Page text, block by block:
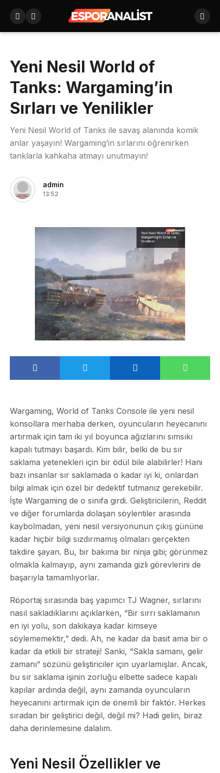
Yeni Nesil World of
Tanks: Wargaming’in
Sırları ve Yenilikler
Yeni Nesil World of Tanks ile savaş alanında komik
anlar yaşayın! Wargaming’in sırlarını öğrenirken
tanklarla kahkaha atmayı unutmayın!
admin
13:52
Wargaming, World of Tanks Console ile yeni nesil
konsollara merhaba derken, oyuncuların heyecanını
artırmak için tam iki yıl boyunca ağızlarını sımsıkı
kapalı tutmayı başardı. Kim bilir, belki de bu sır
saklama yetenekleri için bir ödül bile alabilirler! Hani
bazı insanlar sır saklamada o kadar iyi ki, onlardan
bilgi almak için özel bir dedektif tutmanız gerekebilir.
İşte Wargaming de o sınıfa girdi. Geliştiricilerin, Reddit
ve diğer forumlarda dolaşan söylentiler arasında
kaybolmadan, yeni nesil versiyonunun çıkış gününe
kadar hiçbir bilgi sızdırmamış olmaları gerçekten
takdire şayan. Bu, bir bakıma bir ninja gibi; görünmez
olmakla kalmayıp, aynı zamanda gizli görevlerini de
başarıyla tamamlıyorlar.
Röportaj sırasında baş yapımcı TJ Wagner, sırlarını
nasıl sakladıklarını açıklarken, “Bir sırrı saklamanın
en iyi yolu, son dakikaya kadar kimseye
söylememektir,” dedi. Ah, ne kadar da basit ama bir o
kadar da etkili bir strateji! Sanki, “Sakla samanı, gelir
zamanı” sözünü geliştiriciler için uyarlamışlar. Ancak,
bu sır saklama işinin zorluğu elbette sadece kapalı
kapılar ardında değil, aynı zamanda oyuncuların
heyecanını artırmak için de önemli bir faktör. Herkes
sıradan bir geliştirici değil, değil mi? Hadi gelin, biraz
daha derinlemesine dalalım.
Yeni Nesil Özellikler ve